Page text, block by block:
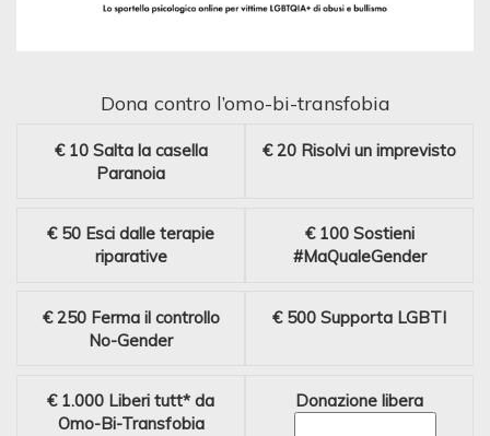
Dona contro l’omo-bi-transfobia
€ 10 Salta la casella
Paranoia
€ 20 Risolvi un imprevisto
€ 50 Esci dalle terapie
riparative
€ 100 Sostieni
#MaQualeGender
€ 250 Ferma il controllo
No-Gender
€ 500 Supporta LGBTI
€ 1.000 Liberi tutt* da
Omo-Bi-Transfobia
Donazione libera